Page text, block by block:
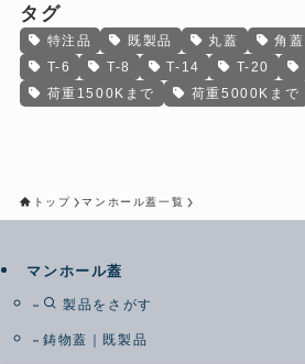
タグ
特注品 既製品 丸蓋 角蓋
T-6
T-8 T-14 T-20
荷重1500Kまで
荷重5000Kまで
トップ マンホール蓋一覧
マンホール蓋
製品をさがす
鋳物蓋｜既製品